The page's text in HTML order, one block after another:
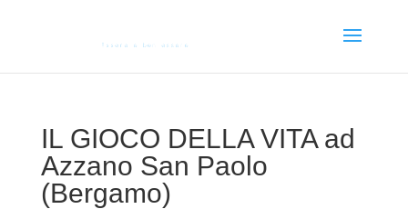
IL GIOCO DELLA VITA ad
Azzano San Paolo
(Bergamo)